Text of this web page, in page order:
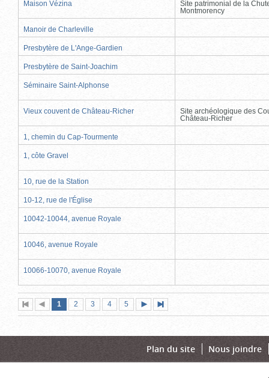
Maison Vézina
Site patrimonial de la
Montmorency
Manoir de Charleville
Presbytère de L'Ange-Gardien
Presbytère de Saint-Joachim
Séminaire Saint-Alphonse
Vieux couvent de Château-Richer
Site archéologique des
Château-Richer
1, chemin du Cap-Tourmente
1, côte Gravel
10, rue de la Station
10-12, rue de l'Église
10042-10044, avenue Royale
10046, avenue Royale
10066-10070, avenue Royale
Première
page
Page
précédente
Page
1 (page
actuelle)
Page
2 Page
3 Page
4 Page
5
suivante
page
Plan du site Nous joindre